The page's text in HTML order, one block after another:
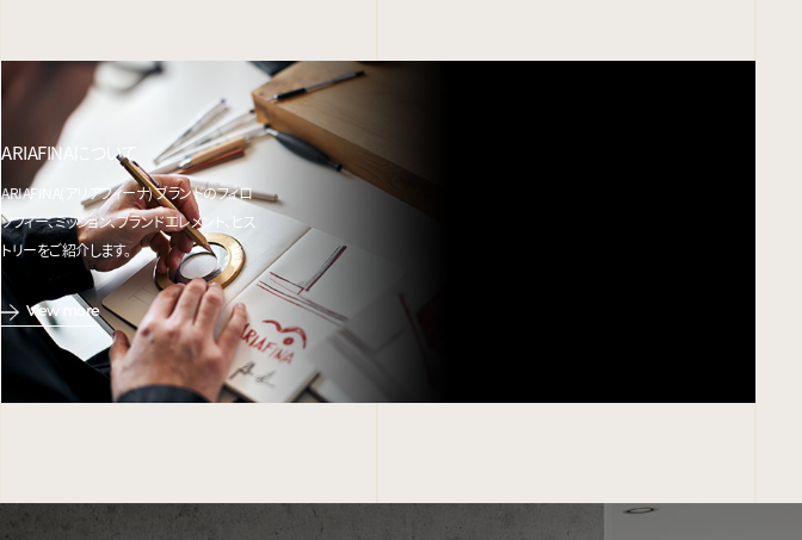
ARIAFINAについて
ARIAFINA(アリアフィーナ) ブランドのフィロ
ソフィー、ミッション、ブランドエレメント、ヒス
トリーをご紹介します。
View more